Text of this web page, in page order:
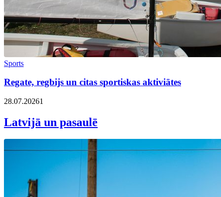
Sports
Regate, regbijs un citas sportiskas aktiviātes
28.07.20261
Latvijā un pasaulē